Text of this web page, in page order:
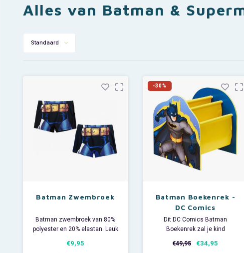
Alles van Batman &
Standaard
Batman Zwembroek
Batman zwembroek van 80%
polyester en 20% elastan. Leuk
Batman badlaken.
€9,95
-30%
Batman Boekenrek -
DC Comics
Dit DC Comics Batman
Boekenrek zal je kind
netjes te houden. Met zijn
€49,95 €34,95